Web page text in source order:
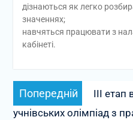
дізнаються як легко
значеннях;
навчяться працювати з
кабінеті.
Навігація
записів
Попередній
запис:
ІІІ
учнівських олімпіад з